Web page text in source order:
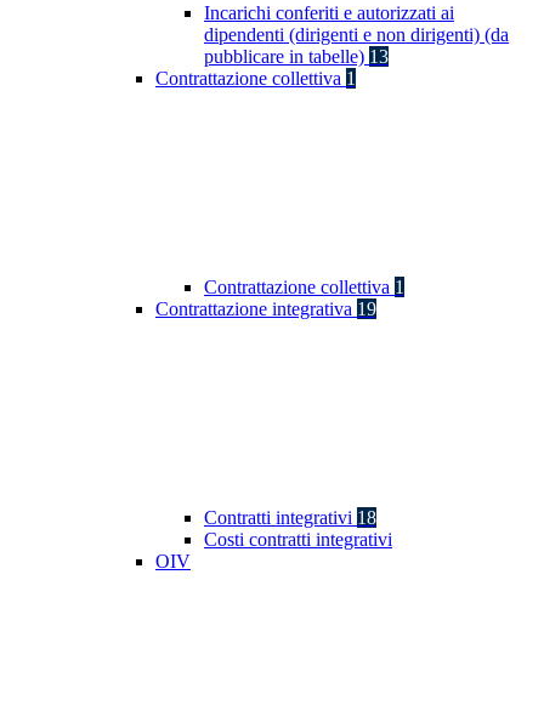
Incarichi conferiti e autorizzati ai
dipendenti (dirigenti e non dirigenti) (da
pubblicare in tabelle) 13
Contrattazione collettiva 1
Contrattazione collettiva 1
Contrattazione integrativa 19
Contratti integrativi 18
Costi contratti integrativi
OIV